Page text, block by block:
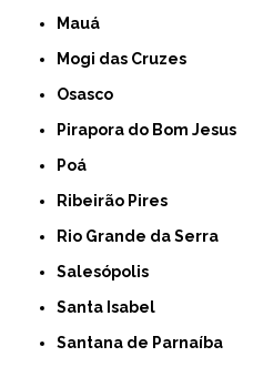
Mauá
Mogi das Cruzes
Osasco
Pirapora do Bom Jesus
Poá
Ribeirão Pires
Rio Grande da Serra
Salesópolis
Santa Isabel
Santana de Parnaíba